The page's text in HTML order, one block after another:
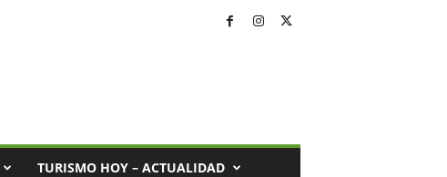
TURISMO HOY – ACTUALIDAD